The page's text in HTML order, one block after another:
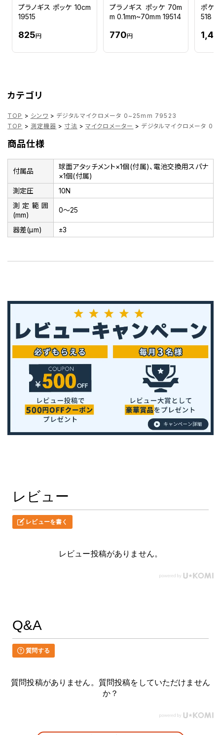
プラノギス ポッケ 10cm
19515
825円
プラノギス ポッケ 70m
m 0.1mm~70mm 19514
770円
ポケ
518
カテゴリ
TOP > シンワ > デジタルマイクロメータ 0~25mm 79523
TOP > 測定機器 > 寸法 > マイクロメーター > デジタルマイクロメータ
商品仕様
付属品
球面アタッチメント×1個(付属)、電池交換用スパナ
×1個(付属)
測定圧
10N
測定範囲
(mm)
0～25
器差(μm) ±3
レビュー
レビューを書く
レビュー投稿がありません。
Q&A
質問する
質問投稿がありません。質問投稿をしていただけません
か？